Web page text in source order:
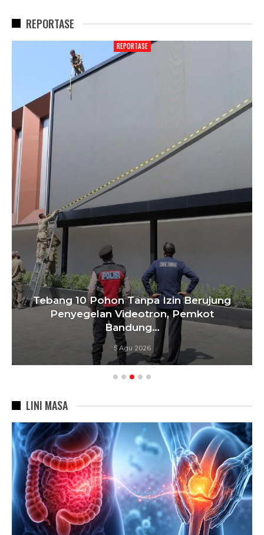
REPORTASE
REPORTASE
Tebang 10 Pohon Tanpa Izin Berujung
Penyegelan Videotron, Pemkot
Bandung…
5 Agu 2026
LINI MASA